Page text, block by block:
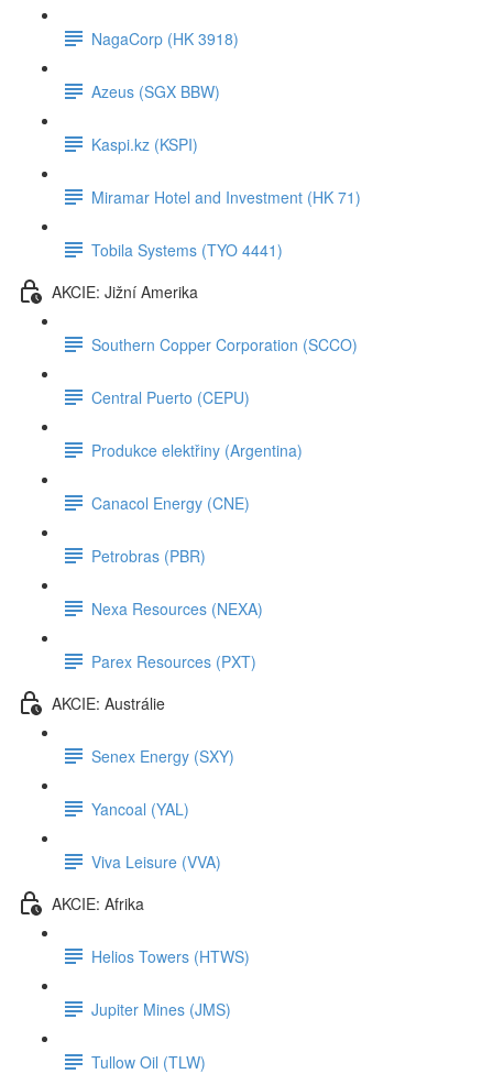
NagaCorp (HK 3918)
Azeus (SGX BBW)
Kaspi.kz (KSPI)
Miramar Hotel and Investment (HK 71)
Tobila Systems (TYO 4441)
AKCIE: Jižní Amerika
Southern Copper Corporation (SCCO)
Central Puerto (CEPU)
Produkce elektřiny (Argentina)
Canacol Energy (CNE)
Petrobras (PBR)
Nexa Resources (NEXA)
Parex Resources (PXT)
AKCIE: Austrálie
Senex Energy (SXY)
Yancoal (YAL)
Viva Leisure (VVA)
AKCIE: Afrika
Helios Towers (HTWS)
Jupiter Mines (JMS)
Tullow Oil (TLW)